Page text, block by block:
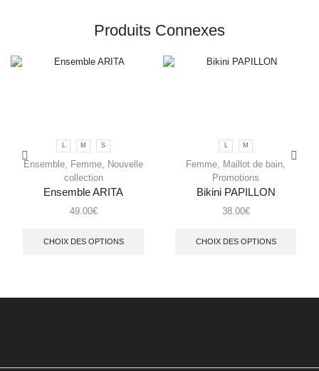
Produits Connexes
L M S
Ensemble, Femme, Nouvelle
collection
Ensemble ARITA
49.00€
CHOIX DES OPTIONS
L M
Femme, Maillot de bain,
Promotions
Bikini PAPILLON
38.00€
CHOIX DES OPTIONS